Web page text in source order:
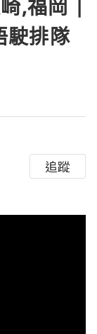
,福岡 |
駛排隊
追蹤